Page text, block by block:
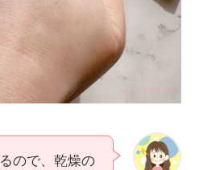
ので、乾燥の